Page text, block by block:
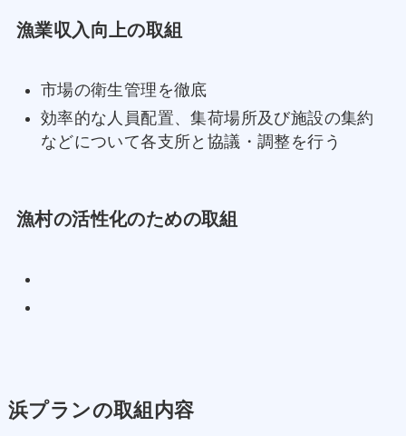
漁業収入向上の取組
市場の衛生管理を徹底
効率的な人員配置、集荷場所及び施設の集約
などについて各支所と協議・調整を行う
漁村の活性化のための取組
浜プランの取組内容